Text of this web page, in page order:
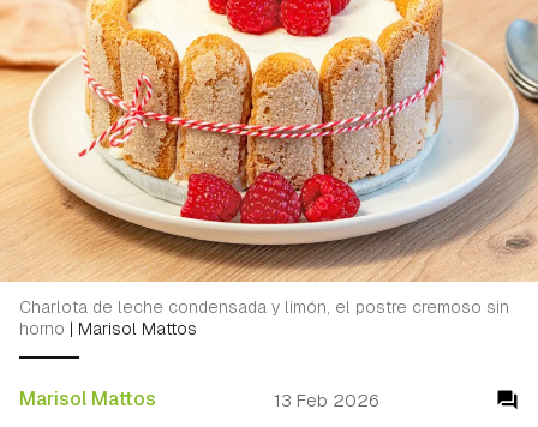
Marisol Mattos 13 Feb 2026
Charlota de leche condensada y limón, el postre cremoso sin
horno | Marisol Mattos